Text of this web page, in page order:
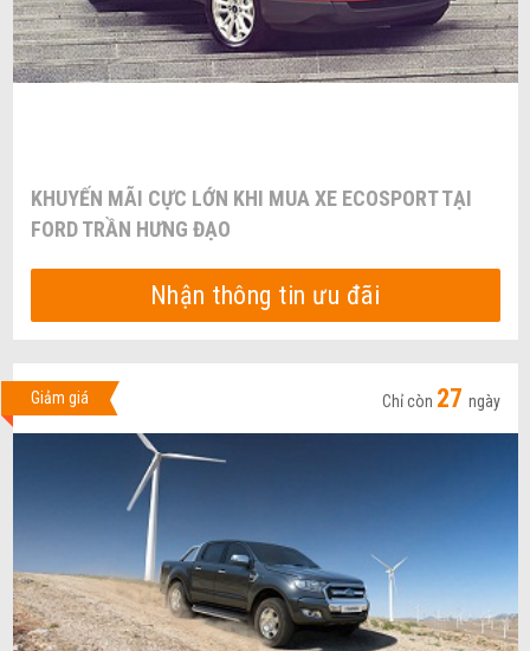
KHUYẾN MÃI CỰC LỚN KHI MUA XE ECOSPORT TẠI
FORD TRẦN HƯNG ĐẠO
Nhận thông tin ưu đãi
Giảm giá Chỉ còn 27 ngày